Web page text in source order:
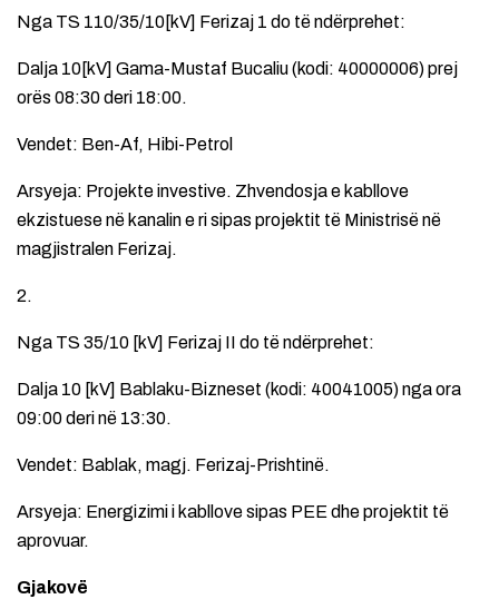
Nga TS 110/35/10[kV] Ferizaj 1 do të ndërprehet:
Dalja 10[kV] Gama-Mustaf Bucaliu (kodi: 40000006) prej
orës 08:30 deri 18:00.
Vendet: Ben-Af, Hibi-Petrol
Arsyeja: Projekte investive. Zhvendosja e kabllove
ekzistuese në kanalin e ri sipas projektit të Ministrisë në
magjistralen Ferizaj.
2.
Nga TS 35/10 [kV] Ferizaj II do të ndërprehet:
Dalja 10 [kV] Bablaku-Bizneset (kodi: 40041005) nga ora
09:00 deri në 13:30.
Vendet: Bablak, magj. Ferizaj-Prishtinë.
Arsyeja: Energizimi i kabllove sipas PEE dhe projektit të
aprovuar.
Gjakovë